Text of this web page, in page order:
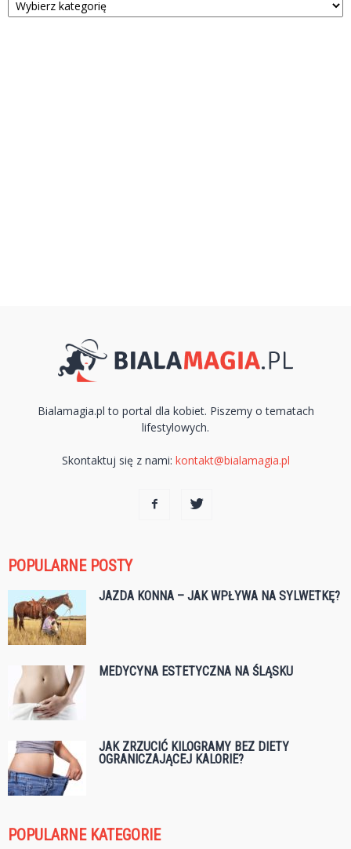
Bialamagia.pl to portal dla kobiet. Piszemy o tematach
lifestylowych.
Skontaktuj się z nami: kontakt@bialamagia.pl
POPULARNE POSTY
JAZDA KONNA – JAK WPŁYWA NA SYLWETKĘ?
MEDYCYNA ESTETYCZNA NA ŚLĄSKU
JAK ZRZUCIĆ KILOGRAMY BEZ DIETY
OGRANICZAJĄCEJ KALORIE?
POPULARNE KATEGORIE